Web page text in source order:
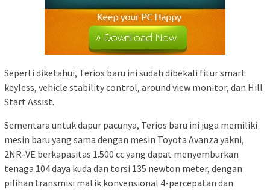
Seperti diketahui, Terios baru ini sudah dibekali fitur smart
keyless, vehicle stability control, around view monitor, dan Hill
Start Assist.
Sementara untuk dapur pacunya, Terios baru ini juga memiliki
mesin baru yang sama dengan mesin Toyota Avanza yakni,
2NR-VE berkapasitas 1.500 cc yang dapat menyemburkan
tenaga 104 daya kuda dan torsi 135 newton meter, dengan
pilihan transmisi matik konvensional 4-percepatan dan